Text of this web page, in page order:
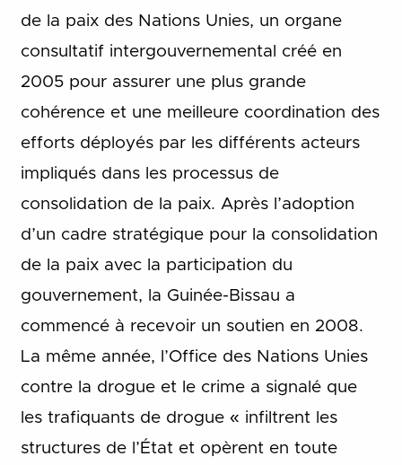
de la paix des Nations Unies, un organe
consultatif intergouvernemental créé en
2005 pour assurer une plus grande
cohérence et une meilleure coordination des
efforts déployés par les différents acteurs
impliqués dans les processus de
consolidation de la paix. Après l’adoption
d’un cadre stratégique pour la consolidation
de la paix avec la participation du
gouvernement, la Guinée-Bissau a
commencé à recevoir un soutien en 2008.
La même année, l’Office des Nations Unies
contre la drogue et le crime a signalé que
les trafiquants de drogue « infiltrent les
structures de l’État et opèrent en toute